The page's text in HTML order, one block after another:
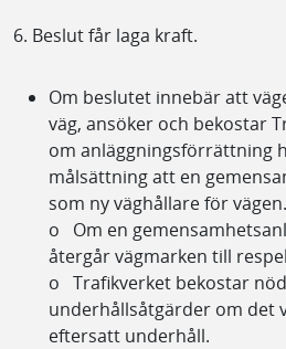
6. Beslut får laga kraft.
Om beslutet innebär att
väg, ansöker och bekostar
om anläggningsförrättning
målsättning att en
som ny väghållare förvägen.
o Om en
återgår vägmarken till
o Trafikverket bekostar
underhållsåtgärder om det
eftersatt underhåll.